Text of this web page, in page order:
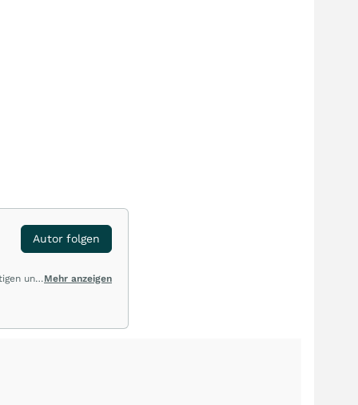
Autor folgen
Mehr anzeigen
und